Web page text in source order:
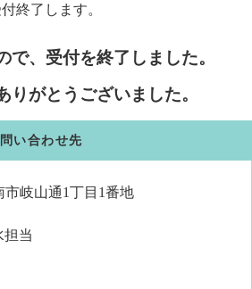
終了します。
で、受付を終了しました。
りがとうございました。
い合わせ先
市岐山通1丁目1番地
担当